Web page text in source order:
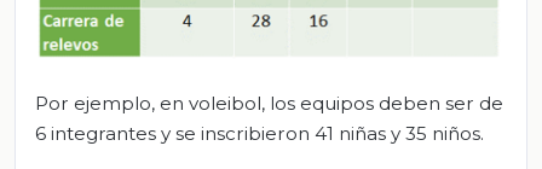
Por ejemplo, en voleibol, los equipos deben ser de
6 integrantes y se inscribieron 41 niñas y 35 niños.